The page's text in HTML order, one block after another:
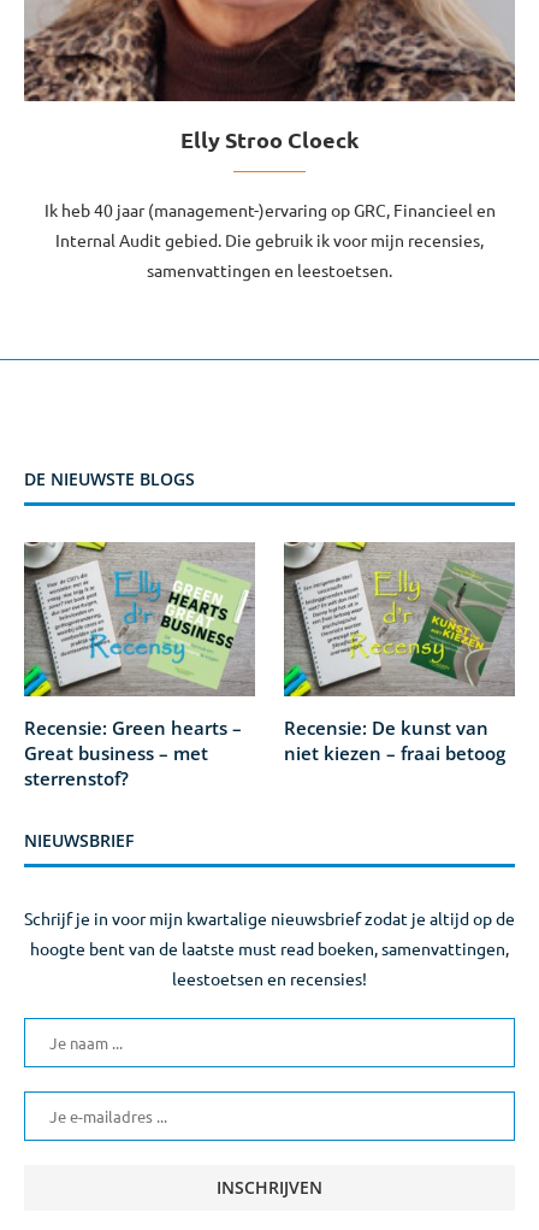
Elly Stroo Cloeck
Ik heb 40 jaar (management-)ervaring op GRC, Financieel en
Internal Audit gebied. Die gebruik ik voor mijn recensies,
samenvattingen en leestoetsen.
DE NIEUWSTE BLOGS
Recensie: Green hearts –
Great business – met
sterrenstof?
Recensie: De kunst van
niet kiezen – fraai betoog
NIEUWSBRIEF
Schrijf je in voor mijn kwartalige nieuwsbrief zodat je altijd op de
hoogte bent van de laatste must read boeken, samenvattingen,
leestoetsen en recensies!